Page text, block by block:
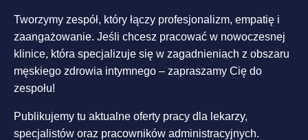
Tworzymy zespół, który łączy profesjonalizm, empatię i
zaangażowanie. Jeśli chcesz pracować w nowoczesnej
klinice, która specjalizuje się w zagadnieniach z obszaru
męskiego zdrowia intymnego – zapraszamy Cię do
zespołu!
Publikujemy tu aktualne oferty pracy dla lekarzy,
specjalistów oraz pracowników administracyjnych.